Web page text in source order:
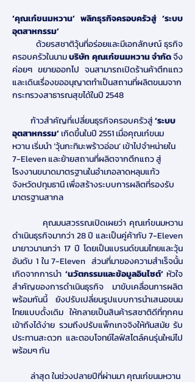
‘คุณเก๋ขนมหวาน’ พลิกธุรกิจครอบครัวสู่ ‘ระบบ
อุตสาหกรรม’
          ด้วยรสชาติวุ้นที่อร่อยและมีเอกลักษณ์ ธุรกิจ
ครอบครัวในนาม บริษัท คุณเก๋ขนมหวาน จำกัด จึง
ค่อยๆ ขยายออกไป จนสามารถเปิดร้านค้าตึกแถว
และเดินเรื่องขออนุญาตทำเป็นสถานที่ผลิตขนมจาก
กระทรวงสาธารณสุขได้ในปี 2548
          ก้าวสำคัญที่เปลี่ยนธุรกิจครอบครัวสู่
‘ระบบ
อุตสาหกรรม’ เกิดขึ้นในปี 2551 เมื่อคุณเก๋ขนม
หวาน เริ่มนำ ‘วุ้นกะทิมะพร้าวอ่อน’ เข้าไปจำหน่ายใน
7-Eleven และย้ายสถานที่ผลิตจากตึกแถว สู่
โรงงานขนาดมาตรฐานในอำเภอลาดหลุมแก้ว
จังหวัดปทุมธานี เพื่อสร้างระบบการผลิตที่รองรับ
มาตรฐานสากล
ดำเนินธุรกิจมากว่า 28 ปี และเป็นคู่ค้ากับ 7-Eleven
มายาวนานกว่า 17 ปี โดยเป็นแบรนด์ขนมไทยและวุ้น
อันดับ 1 ใน 7-Eleven  ส่วนที่มาของความสำเร็จนั้น
เกิดจากการนำ ‘นวัตกรรมและข้อมูลอินไซต์’ หัวใจ
สำคัญของการดำเนินธุรกิจ มาขับเคลื่อนการผลิต
พร้อมกันนี้ ยังปรับเปลี่ยนรูปแบบการนำเสนอขนม
ไทยแบบดั้งเดิม ให้กลายเป็นสินค้ารสชาติดีที่ทุกคน
เข้าถึงได้ง่าย รวมถึงปรับแพ็กเกจจิงให้ทันสมัย รับ
ประทานสะดวก และตอบโจทย์ไลฟ์สไตล์คนรุ่นใหม่ไป
พร้อมๆ กัน